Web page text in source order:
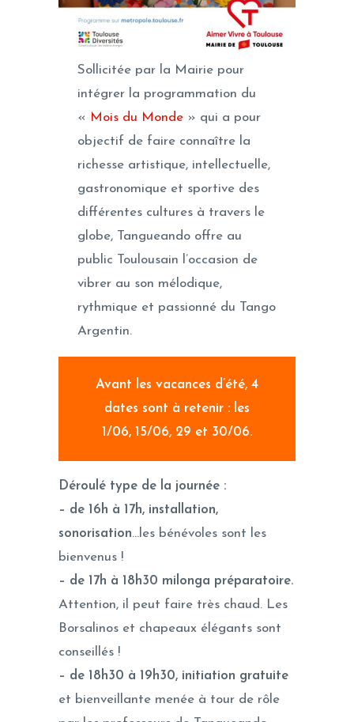
Sollicitée par la Mairie pour
intégrer la programmation du
« Mois du Monde » qui a pour
objectif de faire connaître la
richesse artistique, intellectuelle,
gastronomique et sportive des
différentes cultures à travers le
globe, Tangueando offre au
public Toulousain l’occasion de
vibrer au son mélodique,
rythmique et passionné du Tango
Argentin.
Avant les vacances d’été, 4
dates sont à retenir : les
1/06, 15/06, 29 et 30/06.
Déroulé type de la journée :
– de 16h à 17h, installation,
sonorisation…les bénévoles sont les
bienvenus !
– de 17h à 18h30 milonga préparatoire.
Attention, il peut faire très chaud. Les
Borsalinos et chapeaux élégants sont
conseillés !
– de 18h30 à 19h30, initiation gratuite
et bienveillante menée à tour de rôle